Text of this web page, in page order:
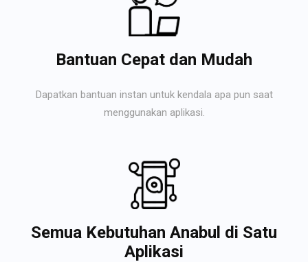
Bantuan Cepat dan Mudah
Dapatkan bantuan instan untuk kendala apa pun saat
menggunakan aplikasi.
Semua Kebutuhan Anabul di Satu
Aplikasi